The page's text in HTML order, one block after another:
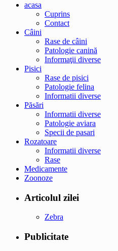
acasa
Cuprins
Contact
Câini
Rase de câini
Patologie canină
Informaţii diverse
Pisici
Rase de pisici
Patologie felina
Informatii diverse
Păsări
Informatii diverse
Patologie aviara
Specii de pasari
Rozatoare
Informatii diverse
Rase
Medicamente
Zoonoze
Articolul zilei
Zebra
Publicitate